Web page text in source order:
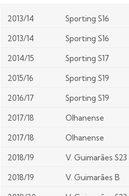
2013/14 Sporting S16
2013/14 Sporting S16
2014/15 Sporting S17
2015/16 Sporting S19
2016/17 Sporting S19
2017/18 Olhanense
2017/18 Olhanense
2018/19 V. Guimarães S23
2018/19 V. Guimarães B